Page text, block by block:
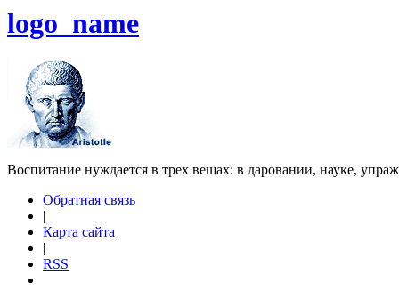
logo_name
Воспитание нуждается в трех вещах: в даровании, науке,
Обратная связь
|
Карта сайта
|
RSS